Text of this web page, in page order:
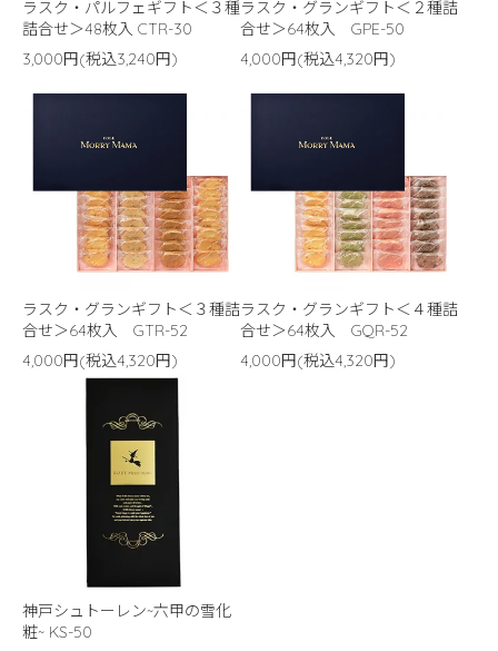
ラスク・パルフェギフト＜３種
詰合せ＞48枚入 CTR-30
3,000円(税込3,240円)
ラスク・グランギフト＜２種詰
合せ＞64枚入 GPE-50
4,000円(税込4,320円)
ラスク・グランギフト＜３種詰
合せ＞64枚入 GTR-52
4,000円(税込4,320円)
ラスク・グランギフト＜４種詰
合せ＞64枚入 GQR-52
4,000円(税込4,320円)
神戸シュトーレン~六甲の雪化
粧~ KS-50